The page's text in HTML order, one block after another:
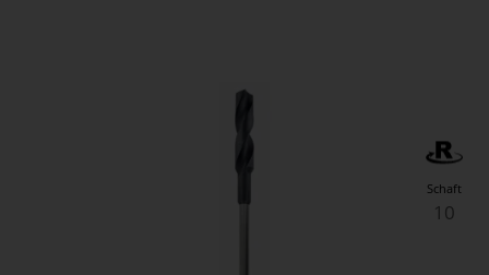
Schaft
10